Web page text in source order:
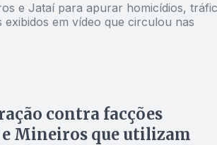
e Jataí para apurar homicídios,
em vídeo que circulou nas
contra facções
Mineiros que utilizam